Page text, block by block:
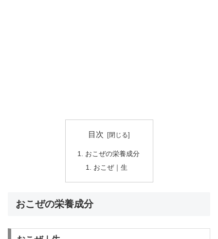
目次
おこぜの栄養成分
おこぜ｜生
おこぜの栄養成分